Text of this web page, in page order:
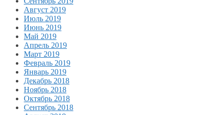
Август 2019
Июль 2019
Июнь 2019
Май 2019
Апрель 2019
Март 2019
Февраль 2019
Январь 2019
Декабрь 2018
Ноябрь 2018
Октябрь 2018
Сентябрь 2018